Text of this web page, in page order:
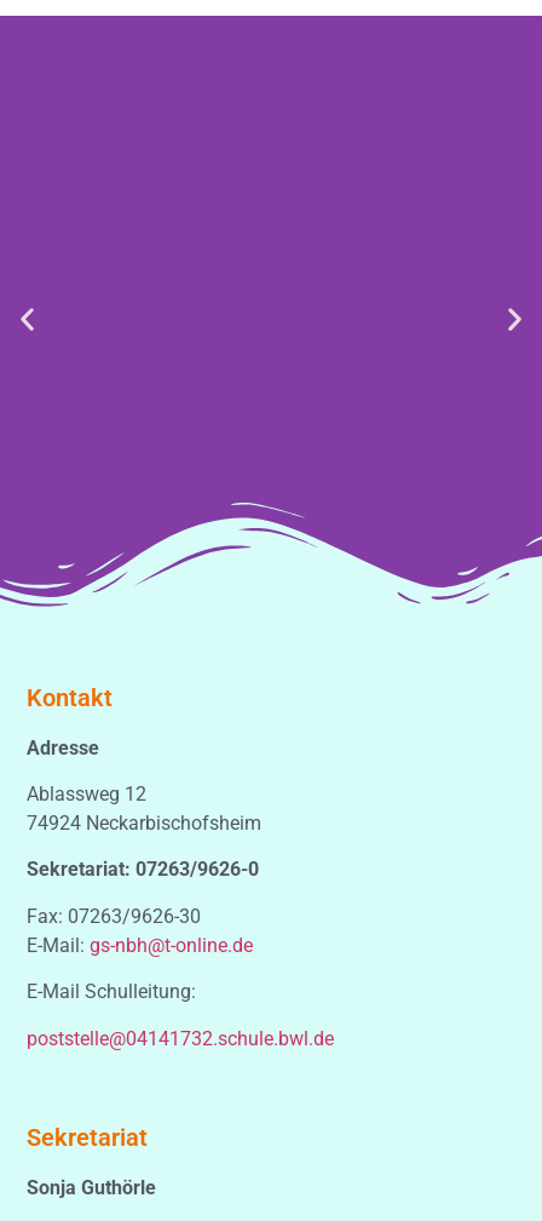
Kontakt
Adresse
Ablassweg 12
74924 Neckarbischofsheim
Sekretariat: 07263/9626-0
Fax: 07263/9626-30
E-Mail:gs-nbh@t-online.de
E-Mail Schulleitung:
poststelle@04141732.schule.bwl.de
Sekretariat
Sonja Guthörle